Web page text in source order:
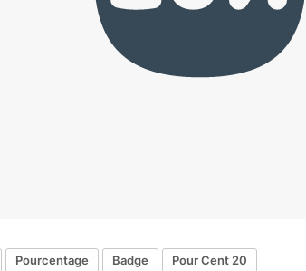
Pourcentage Badge Pour Cent 20